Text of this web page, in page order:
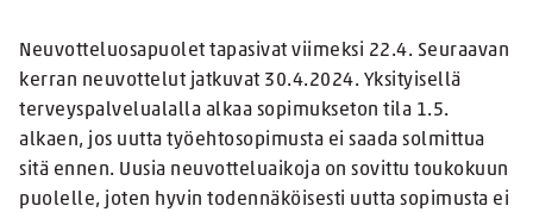
Neuvotteluosapuolet tapasivat viimeksi 22.4. Seuraavan
kerran neuvottelut jatkuvat 30.4.2024. Yksityisellä
terveyspalvelualalla alkaa sopimukseton tila 1.5.
alkaen, jos uutta työehtosopimusta ei saada solmittua
sitä ennen. Uusia neuvotteluaikoja on sovittu toukokuun
puolelle, joten hyvin todennäköisesti uutta sopimusta ei